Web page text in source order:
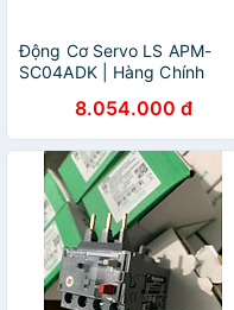
Động Cơ Servo LS APM-
SC04ADK | Hàng Chính
8.054.000 đ